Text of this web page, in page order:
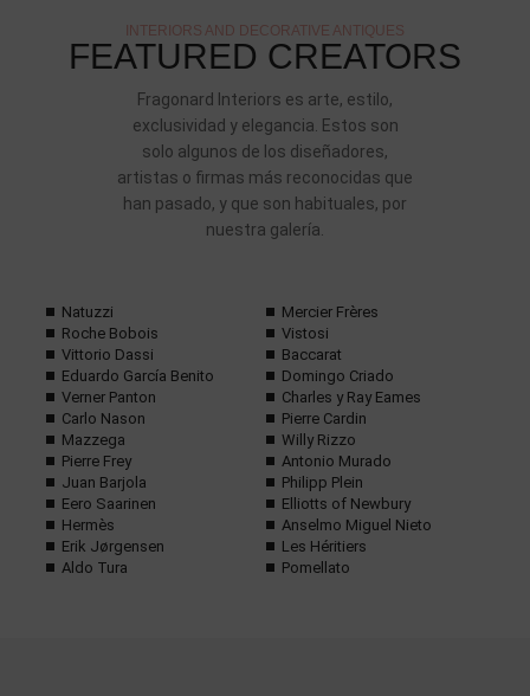
INTERIORS AND DECORATIVE ANTIQUES
FEATURED CREATORS
Fragonard Interiors es arte, estilo,
exclusividad y elegancia. Estos son
solo algunos de los diseñadores,
artistas o firmas más reconocidas que
han pasado, y que son habituales, por
nuestra galería.
Natuzzi
Roche Bobois
Vittorio Dassi
Eduardo García Benito
Verner Panton
Carlo Nason
Mazzega
Pierre Frey
Juan Barjola
Eero Saarinen
Hermès
Erik Jørgensen
Aldo Tura
Mercier Frères
Vistosi
Baccarat
Domingo Criado
Charles y Ray Eames
Pierre Cardin
Willy Rizzo
Antonio Murado
Philipp Plein
Elliotts of Newbury
Anselmo Miguel Nieto
Les Héritiers
Pomellato